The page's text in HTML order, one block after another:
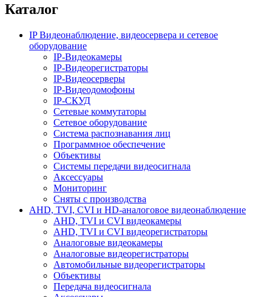
Каталог
IP Видеонаблюдение, видеосервера и сетевое
оборудование
IP-Видеокамеры
IP-Видеорегистраторы
IP-Видеосерверы
IP-Видеодомофоны
IP-СКУД
Сетевые коммутаторы
Сетевое оборудование
Система распознавания лиц
Программное обеспечение
Объективы
Системы передачи видеосигнала
Аксессуары
Мониторинг
Сняты с производства
AHD, TVI, CVI и HD-аналоговое видеонаблюдение
AHD, TVI и CVI видеокамеры
AHD, TVI и CVI видеорегистраторы
Аналоговые видеокамеры
Аналоговые видеорегистраторы
Автомобильные видеорегистраторы
Объективы
Передача видеосигнала